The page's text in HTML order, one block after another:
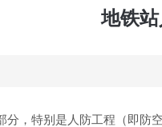
地铁
分，特别是人防工程（即